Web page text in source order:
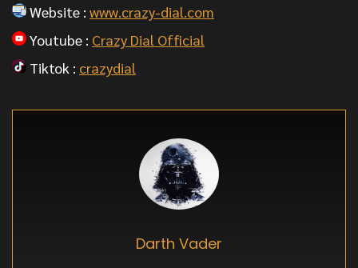
Website : www.crazy-dial.com
Youtube : Crazy Dial Official
Tiktok : crazydial
Darth Vader